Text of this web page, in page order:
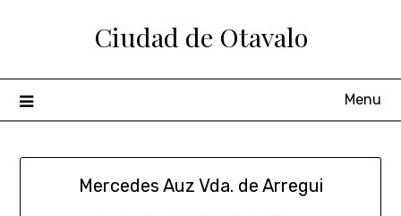
Ciudad de Otavalo
Menu
Mercedes Auz Vda. de Arregui